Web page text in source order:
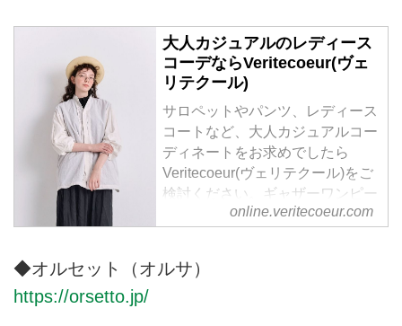
した上質な日常着を提案します。
大人カジュアルのレディース
コーデならVeritecoeur(ヴェ
リテクール)
サロペットやパンツ、レディース
コートなど、大人カジュアルコー
ディネートをお求めでしたら
Veritecoeur(ヴェリテクール)をご
検討ください。ギャザーワンピー
スやインナーワンピース、繊細な
上質な素材と洗練されたデザイン
online.veritecoeur.com
◆オルセット（オルサ）
https://orsetto.jp/